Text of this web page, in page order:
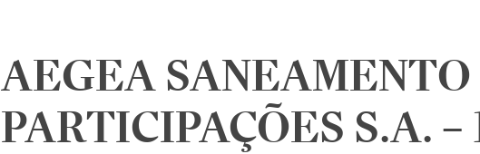
AEGEA SANEAMENTO
PARTICIPAÇÕES S.A. –